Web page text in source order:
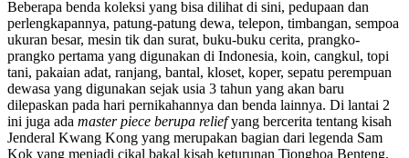
Beberapa benda koleksi yang bisa dilihat di sini, pedupaan dan
perlengkapannya, patung-patung dewa, telepon, timbangan, sempoa
ukuran besar, mesin tik dan surat, buku-buku cerita, prangko-
prangko pertama yang digunakan di Indonesia, koin, cangkul, topi
tani, pakaian adat, ranjang, bantal, kloset, koper, sepatu perempuan
dewasa yang digunakan sejak usia 3 tahun yang akan baru
dilepaskan pada hari pernikahannya dan benda lainnya. Di lantai 2
ini juga ada master piece berupa reliefyang bercerita tentang kisah
Jenderal Kwang Kong yang merupakan bagian dari legenda Sam
Kok yang menjadi cikal bakal kisah keturunan Tionghoa Benteng.